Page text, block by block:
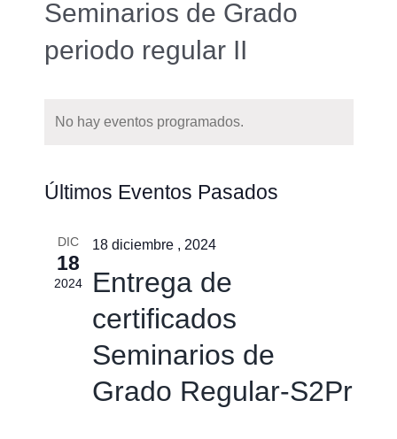
Seminarios de Grado
periodo regular II
No hay eventos programados.
Últimos Eventos Pasados
DIC
18
2024
18 diciembre , 2024
Entrega de
certificados
Seminarios de
Grado Regular-S2Pr